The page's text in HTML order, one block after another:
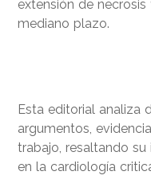
extensión de
mediano plazo.
Esta editorial analiza
argumentos,
trabajo, resaltando
en la cardiología